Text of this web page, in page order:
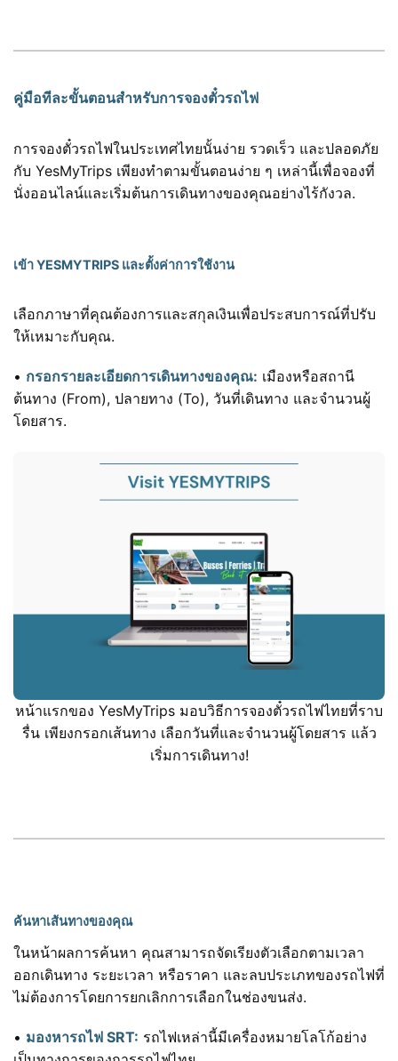
คู่มือทีละขั้นตอนสำหรับการจองตั๋วรถไฟ
การจองตั๋วรถไฟในประเทศไทยนั้นง่าย รวดเร็ว และปลอดภัย
กับ YesMyTrips เพียงทำตามขั้นตอนง่าย ๆ เหล่านี้เพื่อจองที่
นั่งออนไลน์และเริ่มต้นการเดินทางของคุณอย่างไร้กังวล.
เข้า YESMYTRIPS และตั้งค่าการใช้งาน
เลือกภาษาที่คุณต้องการและสกุลเงินเพื่อประสบการณ์ที่ปรับ
ให้เหมาะกับคุณ.
• กรอกรายละเอียดการเดินทางของคุณ: เมืองหรือสถานี
ต้นทาง (From), ปลายทาง (To), วันที่เดินทาง และจำนวนผู้
โดยสาร.
หน้าแรกของ YesMyTrips มอบวิธีการจองตั๋วรถไฟไทยที่ราบ
รื่น เพียงกรอกเส้นทาง เลือกวันที่และจำนวนผู้โดยสาร แล้ว
เริ่มการเดินทาง!
ค้นหาเส้นทางของคุณ
ในหน้าผลการค้นหา คุณสามารถจัดเรียงตัวเลือกตามเวลา
ออกเดินทาง ระยะเวลา หรือราคา และลบประเภทของรถไฟที่
ไม่ต้องการโดยการยกเลิกการเลือกในช่องขนส่ง.
• มองหารถไฟ SRT: รถไฟเหล่านี้มีเครื่องหมายโลโก้อย่าง